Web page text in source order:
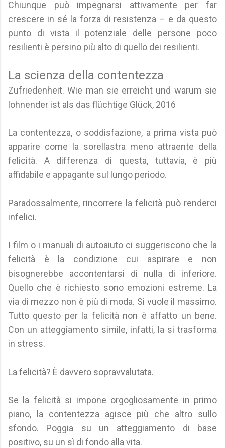
Chiunque può impegnarsi attivamente per far
crescere in sé la forza di resistenza – e da questo
punto di vista il potenziale delle persone poco
resilienti è persino più alto di quello dei resilienti.
La scienza della contentezza
Zufriedenheit. Wie man sie erreicht und warum sie
lohnender ist als das flüchtige Glück, 2016
La contentezza, o soddisfazione, a prima vista può
apparire come la sorellastra meno attraente della
felicità. A differenza di questa, tuttavia, è più
affidabile e appagante sul lungo periodo.
Paradossalmente, rincorrere la felicità può renderci
infelici.
I film o i manuali di autoaiuto ci suggeriscono che la
felicità è la condizione cui aspirare e non
bisognerebbe accontentarsi di nulla di inferiore.
Quello che è richiesto sono emozioni estreme. La
via di mezzo non è più di moda. Si vuole il massimo.
Tutto questo per la felicità non è affatto un bene.
Con un atteggiamento simile, infatti, la si trasforma
in stress.
La felicità? È davvero sopravvalutata.
Se la felicità si impone orgogliosamente in primo
piano, la contentezza agisce più che altro sullo
sfondo. Poggia su un atteggiamento di base
positivo, su un sì di fondo alla vita.